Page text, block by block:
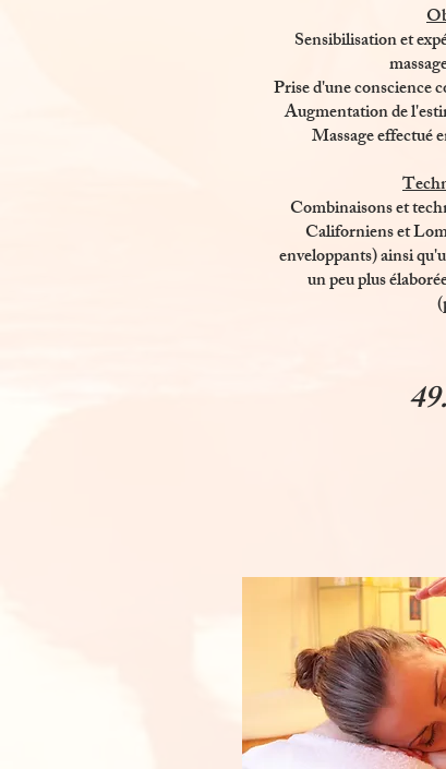
Sensibilisation et
Prise d'une conscience
Augmentation de
Massage effectué
Combinaisons et
Californiens et
enveloppants) ainsi
un peu plus